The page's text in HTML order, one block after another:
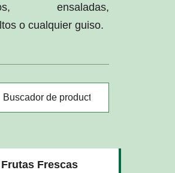
ensaladas,
o cualquier guiso.
Frutas Frescas